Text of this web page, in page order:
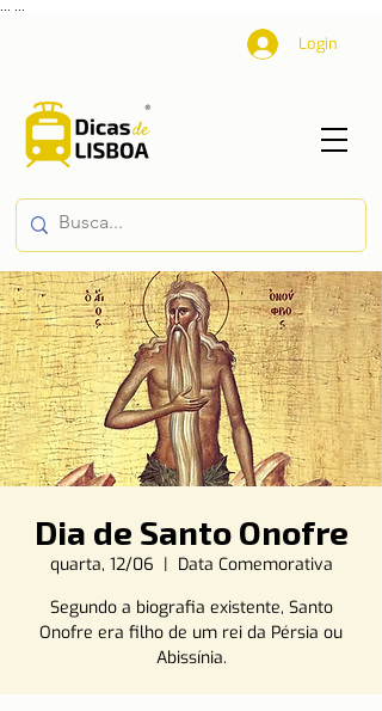
Login
Dia de Santo Onofre
quarta, 12/06
  |
Data Comemorativa
Segundo a biografia existente, Santo
Onofre era filho de um rei da Pérsia ou
Abissínia.